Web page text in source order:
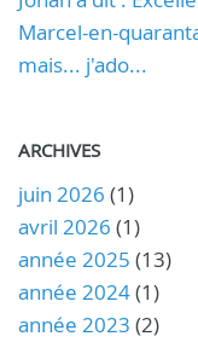
Marcel-en-
mais... j'ado...
ARCHIVES
juin 2026 (1)
avril 2026 (1)
année 2025 (13)
année 2024(1)
année 2023 (2)